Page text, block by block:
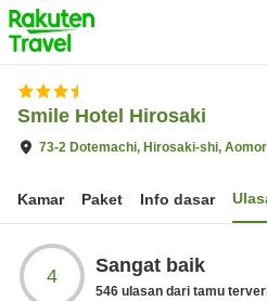
to
top
page
Smile Hotel Hirosaki
73-2 Dotemachi, Hirosaki-shi,
Kamar Paket Info dasar
4 Sangat baik
546 ulasan dari tamu